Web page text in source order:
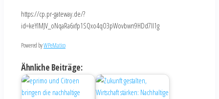
https://cp.pr-gateway.de/?
id=keYlMJV_oNqaRa6xfp1SQxo4qO3pWovbwn9HDd7Il1g
Powered byWPeMatico
Ähnliche Beiträge: